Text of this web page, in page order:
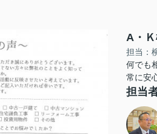
A・Ｋ
担当：
何でも
常に安
担当